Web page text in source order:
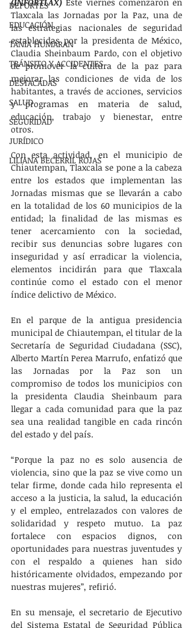
DEPORTES
EDUCACIÓN
TANIA HUMARAN
TRÁNSITO Y ACCIDENTES
DESTACADAS
SALUD
SEGURIDAD
JURÍDICO
LILIANA BECERRIL ROJAS
Tlaxcala las Jornadas por la Paz, una de
las estrategias nacionales de seguridad
establecidas por la presidenta de México,
Claudia Sheinbaum Pardo, con el objetivo
de promover la cultura de la paz para
mejorar las condiciones de vida de los
habitantes, a través de acciones, servicios
y programas en materia de salud,
educación, trabajo y bienestar, entre
otros.
Con esta actividad, en el municipio de
Chiautempan, Tlaxcala se pone a la cabeza
entre los estados que implementan las
Jornadas mismas que se llevarán a cabo
en la totalidad de los 60 municipios de la
entidad; la finalidad de las mismas es
tener acercamiento con la sociedad,
recibir sus denuncias sobre lugares con
inseguridad y así erradicar la violencia,
elementos incidirán para que Tlaxcala
continúe como el estado con el menor
índice delictivo de México.
En el parque de la antigua presidencia
municipal de Chiautempan, el titular de la
Secretaría de Seguridad Ciudadana (SSC),
Alberto Martín Perea Marrufo, enfatizó que
las Jornadas por la Paz son un
compromiso de todos los municipios con
la presidenta Claudia Sheinbaum para
llegar a cada comunidad para que la paz
sea una realidad tangible en cada rincón
del estado y del país.
“Porque la paz no es solo ausencia de
violencia, sino que la paz se vive como un
telar firme, donde cada hilo representa el
acceso a la justicia, la salud, la educación
y el empleo, entrelazados con valores de
solidaridad y respeto mutuo. La paz
fortalece con espacios dignos, con
oportunidades para nuestras juventudes y
con el respaldo a quienes han sido
históricamente olvidados, empezando por
nuestras mujeres”, refirió.
En su mensaje, el secretario de Ejecutivo
del Sistema Estatal de Seguridad Pública